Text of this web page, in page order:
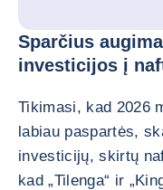
Sparčius
investicijos į
Tikimasi, kad 2026
labiau paspartės,
investicijų, skirtų
kad „Tilenga“ ir